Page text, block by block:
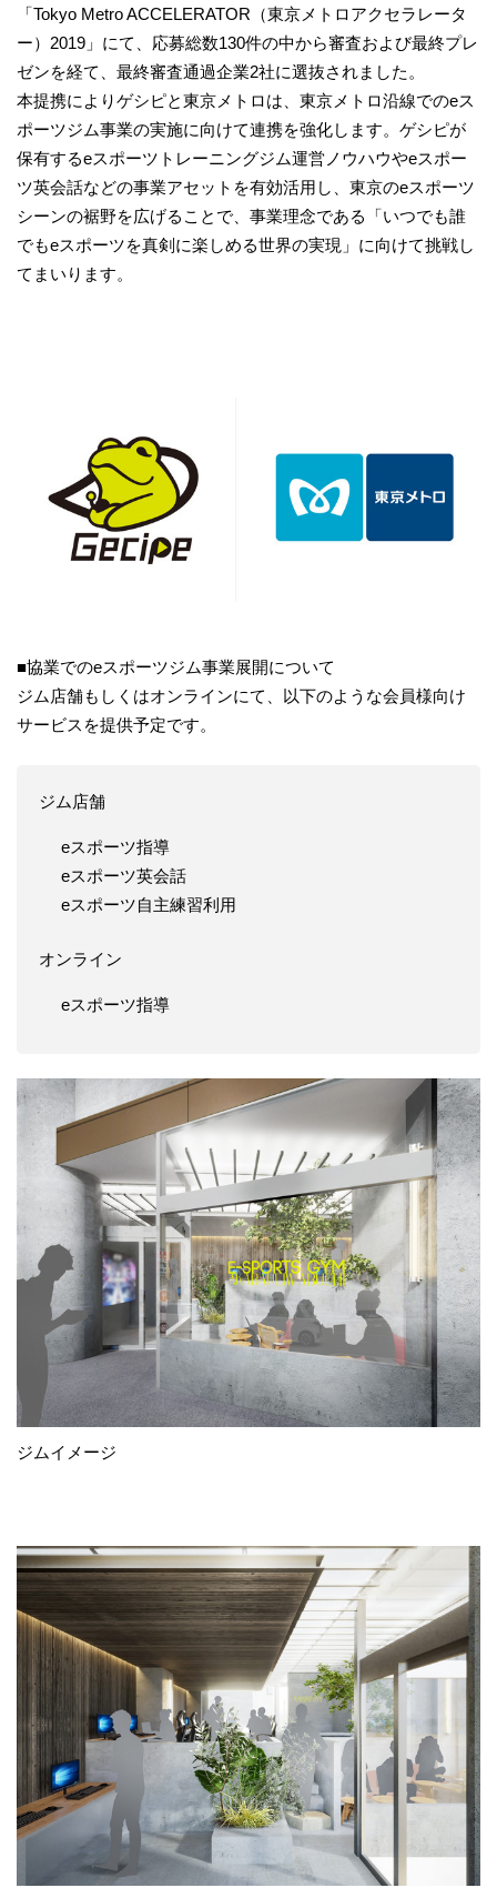
「Tokyo Metro ACCELERATOR（東京メトロアクセラレータ
ー）2019」にて、応募総数130件の中から審査および最終プレ
ゼンを経て、最終審査通過企業2社に選抜されました。
本提携によりゲシピと東京メトロは、東京メトロ沿線でのeス
ポーツジム事業の実施に向けて連携を強化します。ゲシピが
保有するeスポーツトレーニングジム運営ノウハウやeスポー
ツ英会話などの事業アセットを有効活用し、東京のeスポーツ
シーンの裾野を広げることで、事業理念である「いつでも誰
でもeスポーツを真剣に楽しめる世界の実現」に向けて挑戦し
てまいります。
■協業でのeスポーツジム事業展開について
ジム店舗もしくはオンラインにて、以下のような会員様向け
サービスを提供予定です。
ジム店舗
eスポーツ指導
eスポーツ英会話
eスポーツ自主練習利用
オンライン
eスポーツ指導
ジムイメージ